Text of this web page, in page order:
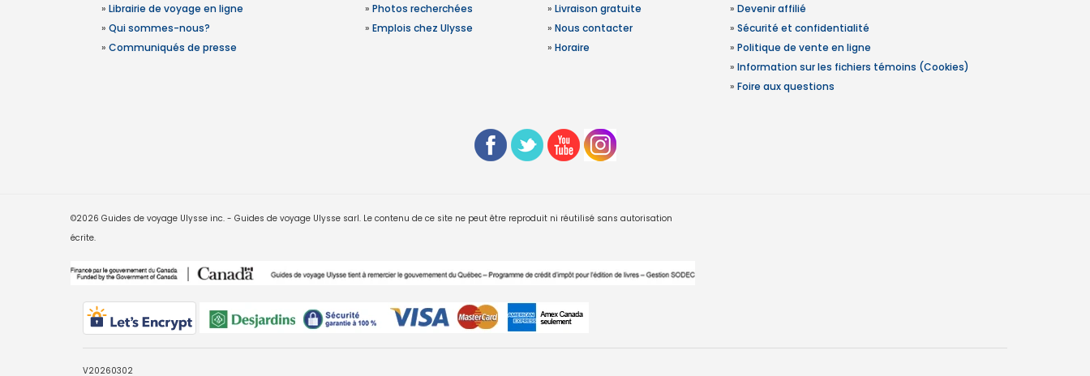
» Librairie de voyage en ligne
» Qui sommes-nous?
» Communiqués de presse
» Photos recherchées
» Emplois chez Ulysse
» Livraison gratuite
» Nous contacter
» Horaire
» Devenir affilié
» Sécurité et confidentialité
» Politique de vente en ligne
» Information sur les fichiers témoins (Cookies)
» Foire aux questions
©2026 Guides de voyage Ulysse inc. - Guides de voyage Ulysse sarl. Le contenu de ce site ne peut être reproduit ni réutilisé sans autorisation
écrite.
V20260302